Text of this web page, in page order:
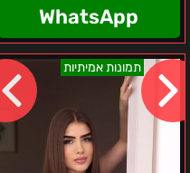
WhatsApp
תמונות אמיתיות
באזור
הצפון